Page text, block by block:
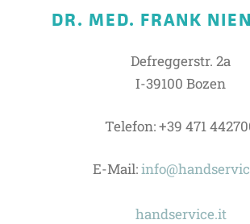
DR. MED. FRANK
Defreggerstr. 2a
I-39100 Bozen
Telefon: +39 471
E-Mail:
handservice.it